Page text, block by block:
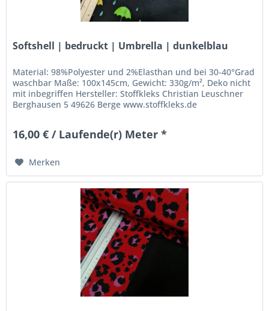
Softshell | bedruckt | Umbrella | dunkelblau
Material: 98%Polyester und 2%Elasthan und bei 30-40°Grad
waschbar Maße: 100x145cm, Gewicht: 330g/m², Deko nicht
mit inbegriffen Hersteller: Stoffkleks Christian Leuschner
Berghausen 5 49626 Berge www.stoffkleks.de
16,00 € / Laufende(r) Meter *
Merken